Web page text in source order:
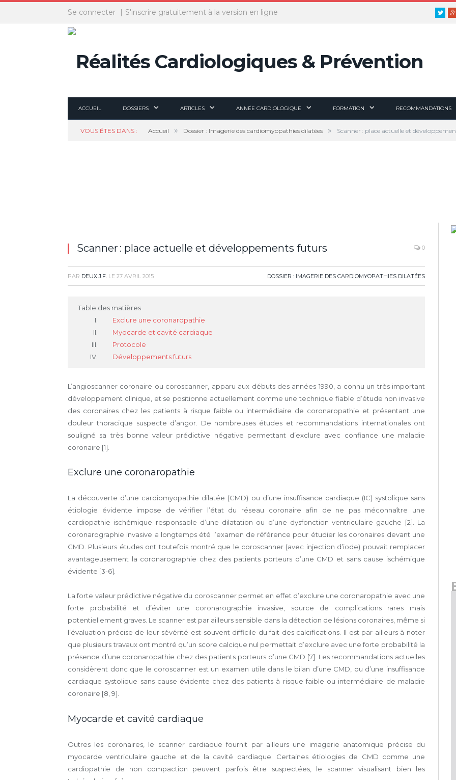
Panneau de gestion des cookies
Twitter
Se connecter S'inscrire gratuitement à la version en ligne
ACCUEIL DOSSIERS ARTICLES ANNÉE CARDIOLOGIQUE FORMATION RECOMMANDATIONS
VOUS ÊTES DANS : Accueil » Dossier : Imagerie des cardiomyopathies dilatées » Scanner : place actuelle et
Scanner : place actuelle et développements futurs 0
PAR DEUX J.F. LE 27 AVRIL 2015 DOSSIER : IMAGERIE DES CARDIOMYOPATHIES DILATÉES
Table des matières
Exclure une coronaropathie
Myocarde et cavité cardiaque
Protocole
Développements futurs
L’angioscanner coronaire ou coroscanner, apparu aux débuts des années 1990, a connu un très important
développement clinique, et se positionne actuellement comme une technique fiable d’étude non invasive
des coronaires chez les patients à risque faible ou intermédiaire de coronaropathie et présentant une
douleur thoracique suspecte d’angor. De nombreuses études et recommandations internationales ont
souligné sa très bonne valeur prédictive négative permettant d’exclure avec confiance une maladie
coronaire [1].
Exclure une coronaropathie
La découverte d’une cardiomyopathie dilatée (CMD) ou d’une insuffisance cardiaque (IC) systolique sans
étiologie évidente impose de vérifier l’état du réseau coronaire afin de ne pas méconnaître une
cardiopathie ischémique responsable d’une dilatation ou d’une dysfonction ventriculaire gauche [2]. La
coronarographie invasive a longtemps été l’examen de référence pour étudier les coronaires devant une
CMD. Plusieurs études ont toutefois montré que le coroscanner (avec injection d’iode) pouvait remplacer
avantageusement la coronarographie chez des patients porteurs d’une CMD et sans cause ischémique
évidente [3-6].
La forte valeur prédictive négative du coroscanner permet en effet d’exclure une coronaropathie avec une
forte probabilité et d’éviter une coronarographie invasive, source de complications rares mais
potentiellement graves. Le scanner est par ailleurs sensible dans la détection de lésions coronaires, même si
l’évaluation précise de leur sévérité est souvent difficile du fait des calcifications. Il est par ailleurs à noter
que plusieurs travaux ont montré qu’un score calcique nul permettait d’exclure avec une forte probabilité la
présence d’une coronaropathie chez des patients porteurs d’une CMD [7]. Les recommandations actuelles
considèrent donc que le coroscanner est un examen utile dans le bilan d’une CMD, ou d’une insuffisance
cardiaque systolique sans cause évidente chez des patients à risque faible ou intermédiaire de maladie
coronaire [8, 9].
Myocarde et cavité cardiaque
Outres les coronaires, le scanner cardiaque fournit par ailleurs une imagerie anatomique précise du
myocarde ventriculaire gauche et de la cavité cardiaque. Certaines étiologies de CMD comme une
cardiopathie de non compaction peuvent parfois être suspectées, le scanner visualisant bien les